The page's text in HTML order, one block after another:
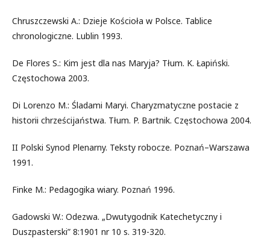
Chruszczewski A.: Dzieje Kościoła w Polsce. Tablice
chronologiczne. Lublin 1993.
De Flores S.: Kim jest dla nas Maryja? Tłum. K. Łapiński.
Częstochowa 2003.
Di Lorenzo M.: Śladami Maryi. Charyzmatyczne postacie z
historii chrześcijaństwa. Tłum. P. Bartnik. Częstochowa 2004.
II Polski Synod Plenarny. Teksty robocze. Poznań–Warszawa
1991.
Finke M.: Pedagogika wiary. Poznań 1996.
Gadowski W.: Odezwa. „Dwutygodnik Katechetyczny i
Duszpasterski” 8:1901 nr 10 s. 319-320.